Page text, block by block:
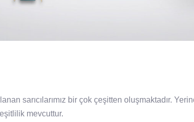
sarıcılarımız bir çok çeşitten oluşmaktadır.
mevcuttur.